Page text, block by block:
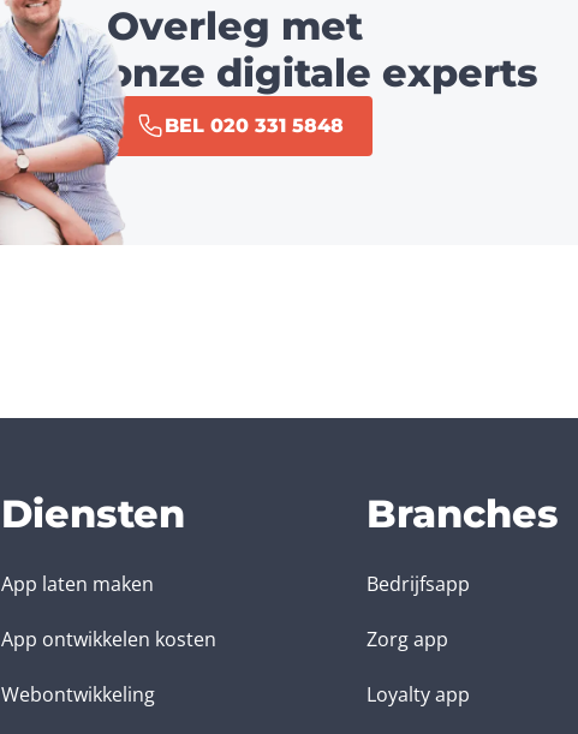
Overleg met
onze digitale experts
BEL 020 331 5848
Diensten
App laten maken
App ontwikkelen kosten
Webontwikkeling
Branches
Bedrijfsapp
Zorg app
Loyalty app